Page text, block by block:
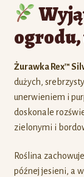
Żurawka Rex™
dużych,
unerwieniem i
doskonale
zielonymi i
Roślina
późnej jesieni, a